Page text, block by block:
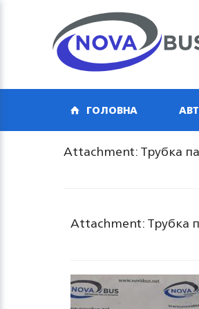
ГОЛОВНА
Attachment: Трубка
Attachment: Трубка